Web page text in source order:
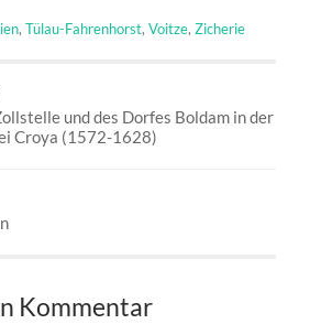
,Tülau-Fahrenhorst,Voitze,Zicherie
und des Dorfes Boldam in der
Croya (1572-1628)
Kommentar